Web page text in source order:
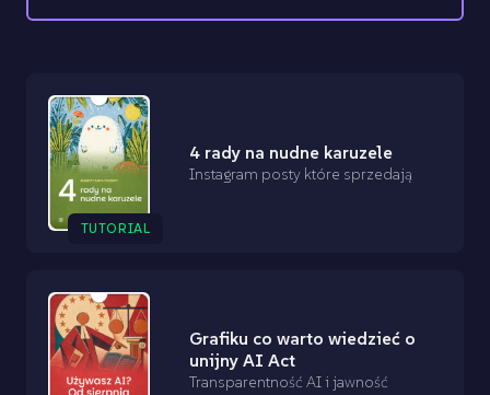
TUTORIAL
4 rady na nudne karuzele
Instagram posty które sprzedają
Grafiku co warto wiedzieć o
unijny AI Act
Transparentność AI i jawność